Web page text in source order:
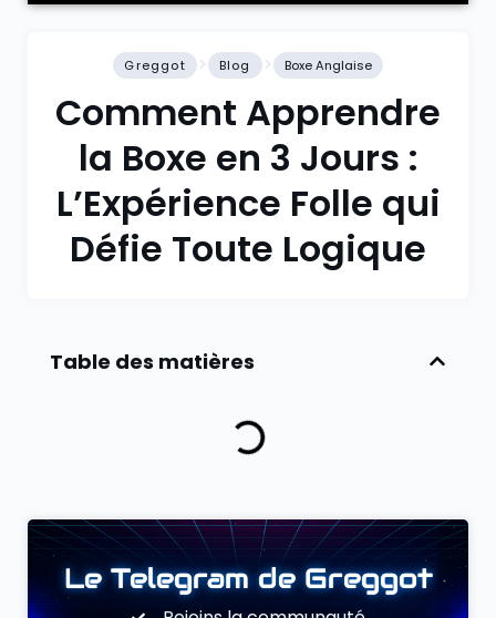
Greggot Blog Boxe Anglaise
Comment Apprendre
la Boxe en 3 Jours :
L’Expérience Folle qui
Défie Toute Logique
Table des matières
Le Telegram de Greggot